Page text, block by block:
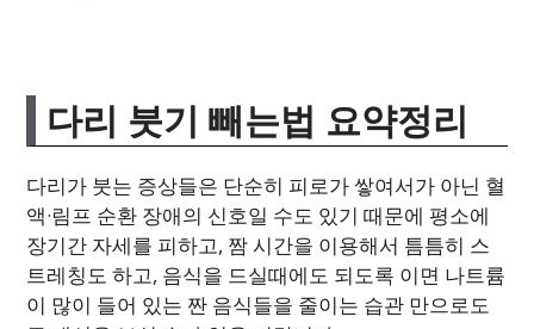
다리 붓기 빼는법 요약정리
다리가 붓는 증상들은 단순히 피로가 쌓여서가 아닌 혈
액·림프 순환 장애의 신호일 수도 있기 때문에 평소에
장기간 자세를 피하고, 짬 시간을 이용해서 틈틈히 스
트레칭도 하고, 음식을 드실때에도 되도록 이면 나트륨
이 많이 들어 있는 짠 음식들을 줄이는 습관 만으로도